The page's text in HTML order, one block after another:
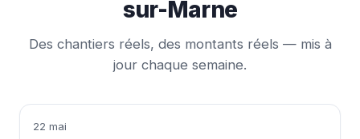
sur-Marne
Des chantiers réels, des montants réels — mis à
jour chaque semaine.
22 mai